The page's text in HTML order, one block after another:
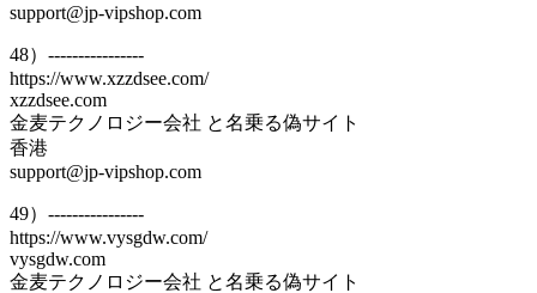
support@jp-vipshop.com
48）----------------
https://www.xzzdsee.com/
xzzdsee.com
金麦テクノロジー会社 と名乗る偽サイト
香港
support@jp-vipshop.com
49）----------------
https://www.vysgdw.com/
vysgdw.com
金麦テクノロジー会社 と名乗る偽サイト